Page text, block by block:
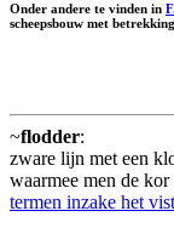
Onder andere te vinden in
scheepsbouw met
~flodder:
zware lijn met een
waarmee men de
termen inzake het